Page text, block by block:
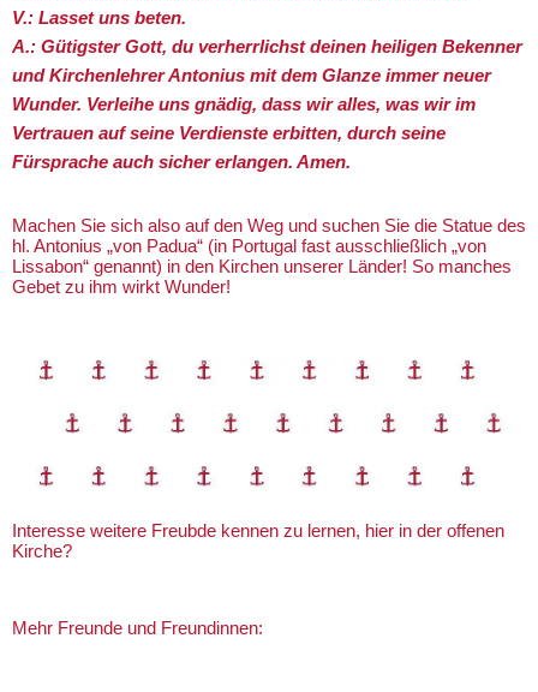
V.: Lasset uns beten.
A.: Gütigster Gott, du verherrlichst deinen heiligen Bekenner
und Kirchenlehrer Antonius mit dem Glanze immer neuer
Wunder. Verleihe uns gnädig, dass wir alles, was wir im
Vertrauen auf seine Verdienste erbitten, durch seine
Fürsprache auch sicher erlangen. Amen.
Machen Sie sich also auf den Weg und suchen Sie die Statue des
hl. Antonius „von Padua“ (in Portugal fast ausschließlich „von
Lissabon“ genannt) in den Kirchen unserer Länder! So manches
Gebet zu ihm wirkt Wunder!
Interesse weitere Freubde kennen zu lernen, hier in der offenen
Kirche?
Mehr Freunde und Freundinnen: